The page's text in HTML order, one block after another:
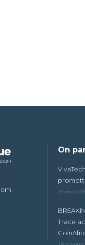
On
25 mai
Trace